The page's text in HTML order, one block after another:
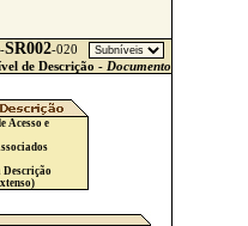
-SR002-020
de Descrição - Documento
Acesso e
Descrição